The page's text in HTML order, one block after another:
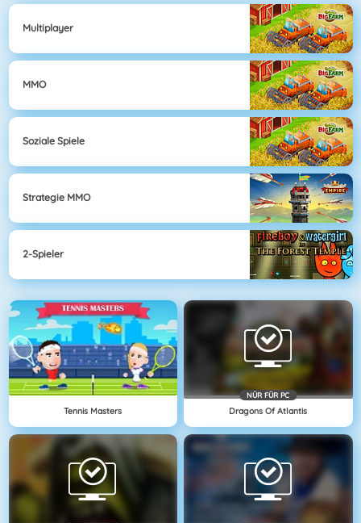
Multiplayer
MMO
Soziale Spiele
Strategie MMO
2-Spieler
Tennis Masters
NÜR FÜR PC
Dragons Of Atlantis